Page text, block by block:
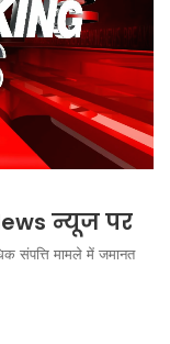
​न्यूज पर
संपत्ति मामले में जमानत